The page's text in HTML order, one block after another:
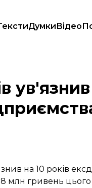
ДумкиВідео
підприємства за
на 10 років
млн гривень